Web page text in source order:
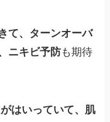
て、ターンオーバ
ニキビ予防も期待
はいっていて、肌